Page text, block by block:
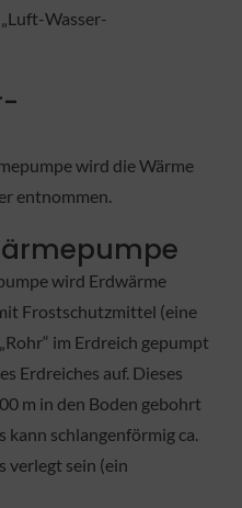
Wasser-
wird die Wärme
entnommen.
wird Erdwärme
Frostschutzmittel (eine
im Erdreich gepumpt
Erdreiches auf. Dieses
m in den Boden gebohrt
kann schlangenförmig ca.
verlegt sein (ein